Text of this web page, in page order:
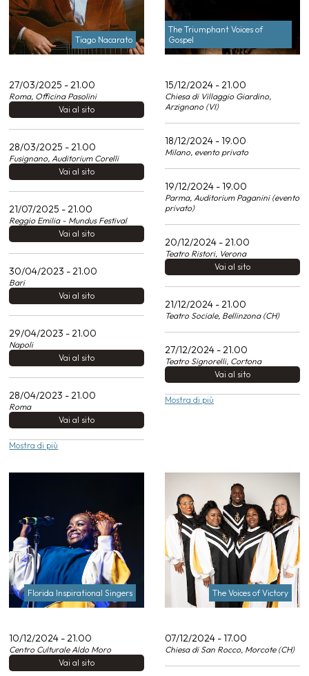
Tiago Nacarato
27/03/2025 - 21.00
Roma, Officina Pasolini
Vai al sito
28/03/2025 - 21.00
Fusignano, Auditorium Corelli
Vai al sito
21/07/2025 - 21.00
Reggio Emilia - Mundus Festival
Vai al sito
30/04/2023 - 21.00
Bari
Vai al sito
29/04/2023 - 21.00
Napoli
Vai al sito
28/04/2023 - 21.00
Roma
Vai al sito
Mostra di più
The Triumphant Voices of
Gospel
15/12/2024 - 21.00
Chiesa di Villaggio Giardino,
Arzignano (VI)
18/12/2024 - 19.00
Milano, evento privato
19/12/2024 - 19.00
Parma, Auditorium Paganini (evento
privato)
20/12/2024 - 21.00
Teatro Ristori, Verona
Vai al sito
21/12/2024 - 21.00
Teatro Sociale, Bellinzona (CH)
27/12/2024 - 21.00
Teatro Signorelli, Cortona
Vai al sito
Mostra di più
Florida Inspirational Singers
10/12/2024 - 21.00
Centro Culturale Aldo Moro
Vai al sito
The Voices of Victory
07/12/2024 - 17.00
Chiesa di San Rocco, Morcote (CH)